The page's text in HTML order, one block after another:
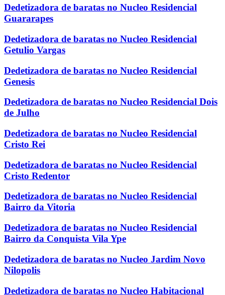
Dedetizadora de baratas no Nucleo Residencial
Guararapes
Dedetizadora de baratas no Nucleo Residencial
Getulio Vargas
Dedetizadora de baratas no Nucleo Residencial
Genesis
Dedetizadora de baratas no Nucleo Residencial Dois
de Julho
Dedetizadora de baratas no Nucleo Residencial
Cristo Rei
Dedetizadora de baratas no Nucleo Residencial
Cristo Redentor
Dedetizadora de baratas no Nucleo Residencial
Bairro da Vitoria
Dedetizadora de baratas no Nucleo Residencial
Bairro da Conquista Vila Ype
Dedetizadora de baratas no Nucleo Jardim Novo
Nilopolis
Dedetizadora de baratas no Nucleo Habitacional